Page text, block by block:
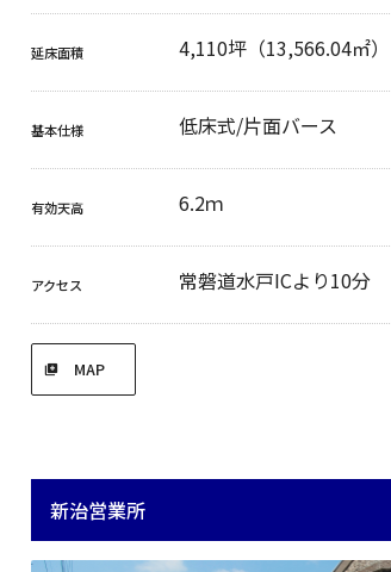
延床面積 4,110坪（13,566.04㎡）
基本仕様 低床式/片面バース
有効天高 6.2ｍ
アクセス 常磐道水戸ICより10分
MAP
新治営業所